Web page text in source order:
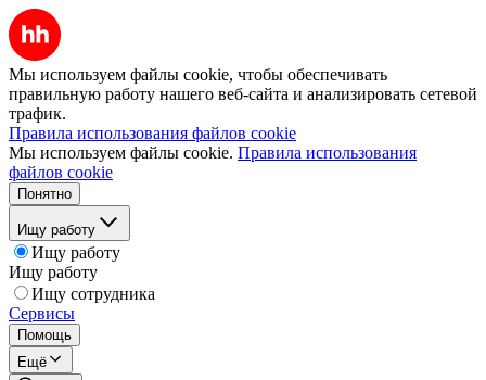
Мы используем файлы cookie, чтобы обеспечивать
правильную работу нашего веб-сайта и анализировать сетевой
трафик.
Правила использования файлов cookie
Мы используем файлы cookie. Правила использования
файлов cookie
Понятно
Ищу работу
Ищу работу
Ищу работу
Ищу сотрудника
Сервисы
Помощь
Ещё